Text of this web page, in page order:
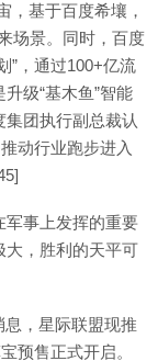
，基于百度希壤，
场景。同时，百度
”，通过100+亿流
级“基木鱼”智能
团执行副总裁认
动行业跑步进入
军事上发挥的重要
大，胜利的天平可
息，星际联盟现推
预售正式开启。